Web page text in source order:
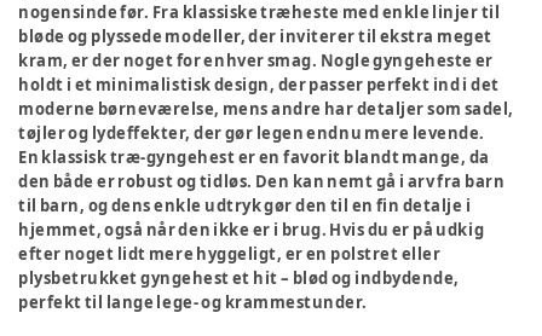
nogensinde før. Fra klassiske træheste med enkle linjer til
bløde og plyssede modeller, der inviterer til ekstra meget
kram, er der noget for enhver smag. Nogle gyngeheste er
holdt i et minimalistisk design, der passer perfekt ind i det
moderne børneværelse, mens andre har detaljer som sadel,
tøjler og lydeffekter, der gør legen endnu mere levende.
En klassisk træ-gyngehest er en favorit blandt mange, da
den både er robust og tidløs. Den kan nemt gå i arv fra barn
til barn, og dens enkle udtryk gør den til en fin detalje i
hjemmet, også når den ikke er i brug. Hvis du er på udkig
efter noget lidt mere hyggeligt, er en polstret eller
plysbetrukket gyngehest et hit – blød og indbydende,
perfekt til lange lege- og krammestunder.